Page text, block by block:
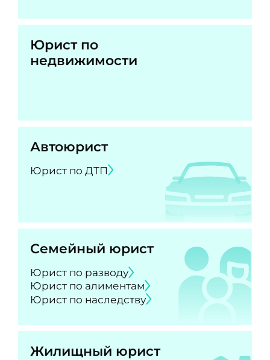
Юрист по
недвижимости
Автоюрист
Юрист по ДТП
Семейный юрист
Юрист по разводу
Юрист по алиментам
Юрист по наследству
Жилищный юрист